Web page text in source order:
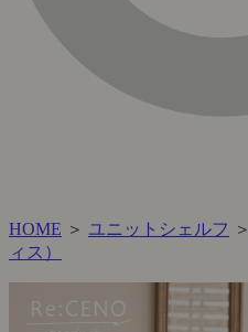
HOME ＞ ユニットシェルフ ＞
ィス）